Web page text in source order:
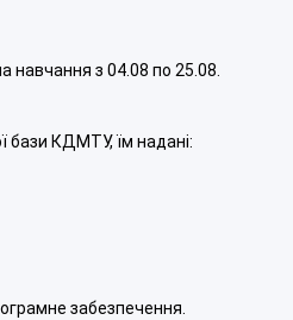
з 04.08 по 25.08.
бази КДМТУ, їм надані:
забезпечення.